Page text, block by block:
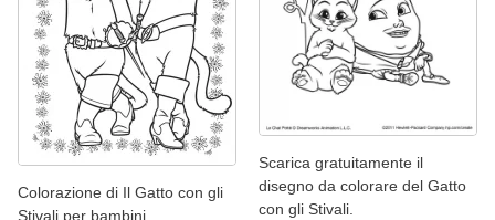
Colorazione di Il Gatto con gli
Stivali per bambini
Scarica gratuitamente il
disegno da colorare del Gatto
con gli Stivali.